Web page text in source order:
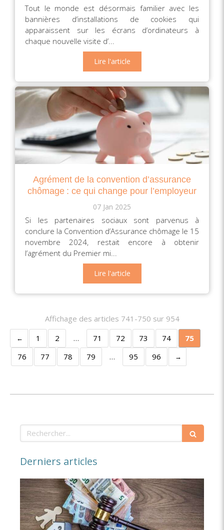
Tout le monde est désormais familier avec les
bannières d’installations de cookies qui
apparaissent sur les écrans d’ordinateurs à
chaque nouvelle visite d’...
Lire l'article
Agrément de la convention d’assurance
chômage : ce qui change pour l’employeur
07 Jan 2025
Si les partenaires sociaux sont parvenus à
conclure la Convention d’Assurance chômage le 15
novembre 2024, restait encore à obtenir
l’agrément du Premier mi...
Lire l'article
Affichage des articles 741-750 sur 954
1
2 … 71 72 73 74
75
76
77 78 79 … 95 96
Rechercher
Derniers articles